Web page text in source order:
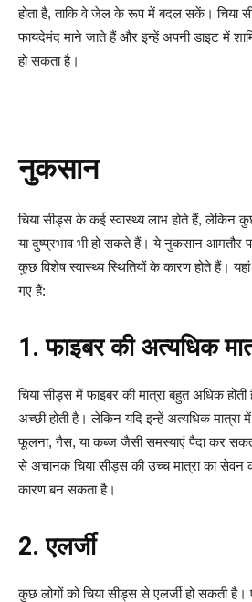
होता है, ताकि वे जेल के रूप में बदल सकें। चिया
फायदेमंद माने जाते हैं और इन्हें अपनी डाइट में
हो सकता है।
नुकसान
चिया सीड्स के कई स्वास्थ्य लाभ होते हैं, लेकिन
या दुष्प्रभाव भी हो सकते हैं। ये नुकसान आमतौर
कुछ विशेष स्वास्थ्य स्थितियों के कारण होते हैं।
गए हैं:
1. फाइबर की अत्यधिक
चिया सीड्स में फाइबर की मात्रा बहुत अधिक
अच्छी होती है। लेकिन यदि इन्हें अत्यधिक मात्रा
फूलना, गैस, या कब्ज जैसी समस्याएं पैदा कर
से अचानक चिया सीड्स की उच्च मात्रा का सेवन
कारण बन सकता है।
2. एलर्जी
कुछ लोगों को चिया सीड्स से एलर्जी हो सकती है।